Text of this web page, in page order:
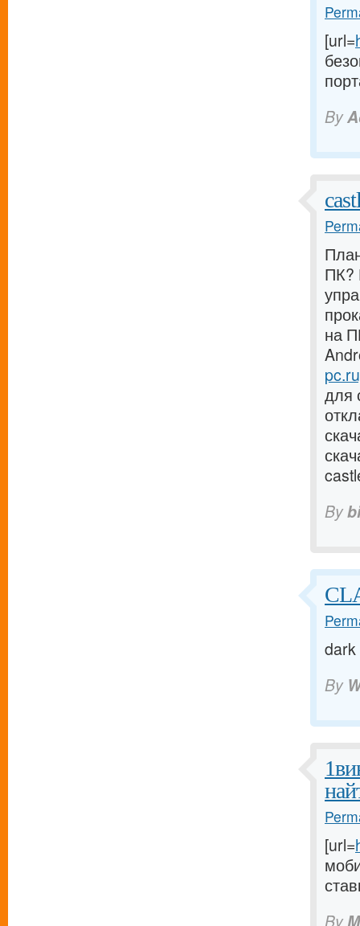
[url=
By
ПК?
на
для
By
By
[url=
By